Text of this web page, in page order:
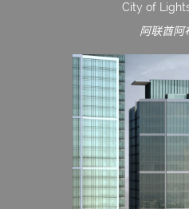
City of
阿联酋阿